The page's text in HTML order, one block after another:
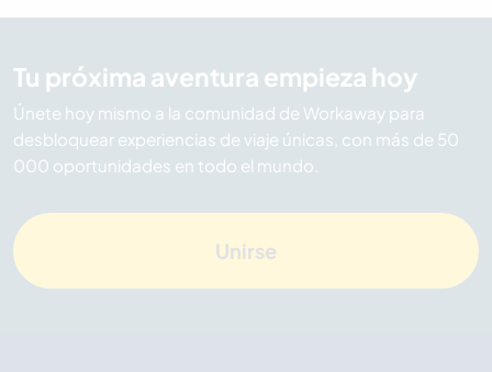
Tu próxima aventura empieza hoy
Únete hoy mismo a la comunidad de Workaway para
desbloquear experiencias de viaje únicas, con más de 50
000 oportunidades en todo el mundo.
Unirse